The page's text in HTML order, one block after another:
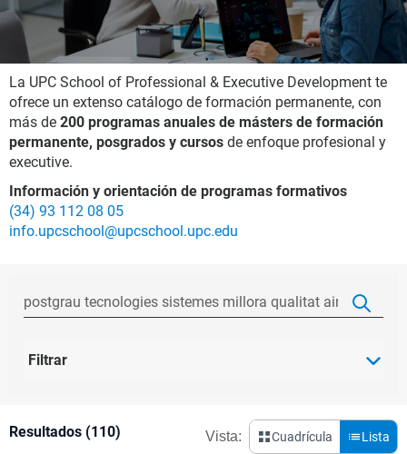
La UPC School of Professional & Executive Development te
ofrece un extenso catálogo de formación permanente, con
más de 200 programas anuales de másters de formación
permanente, posgrados y cursos de enfoque profesional y
executive.
Información y orientación de programas formativos
(34) 93 112 08 05
info.upcschool@upcschool.upc.edu
Filtrar
Resultados (110) Vista: Cuadrícula Lista